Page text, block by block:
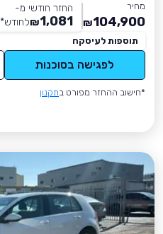
מחיר
104,900
₪
החזר חודשי מ-
1,081
₪לחודש*
תוספות לעיסקה
לפגישה בסוכנות
*חישוב ההחזר מפורט בתקנון